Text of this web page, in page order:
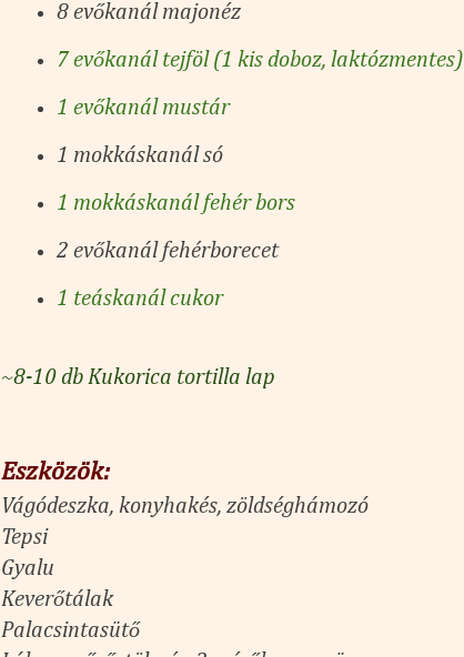
8 evőkanál majonéz
7 evőkanál tejföl (1 kis doboz, laktózmentes)
1 evőkanál mustár
1 mokkáskanál só
1 mokkáskanál fehér bors
2 evőkanál fehérborecet
1 teáskanál cukor
~8-10 db Kukorica tortilla lap
Eszközök:
Vágódeszka, konyhakés, zöldséghámozó
Tepsi
Gyalu
Keverőtálak
Palacsintasütő